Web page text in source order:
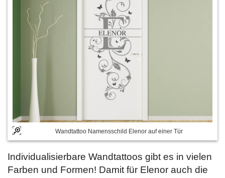
Wandtattoo Namensschild Elenor auf einer Tür
Individualisierbare Wandtattoos gibt es in vielen
Farben und Formen! Damit für Elenor auch die